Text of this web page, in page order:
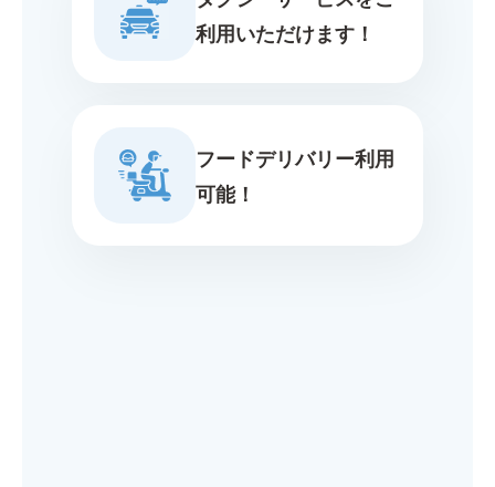
利用いただけます！
フードデリバリー利用
可能！